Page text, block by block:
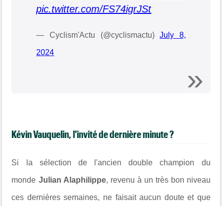
pic.twitter.com/FS74igrJSt
— Cyclism'Actu (@cyclismactu)July 8,
2024
Kévin Vauquelin, l'invité de dernière minute ?
Si la sélection de l'ancien double champion du
monde Julian Alaphilippe, revenu à un très bon niveau
ces dernières semaines, ne faisait aucun doute et que